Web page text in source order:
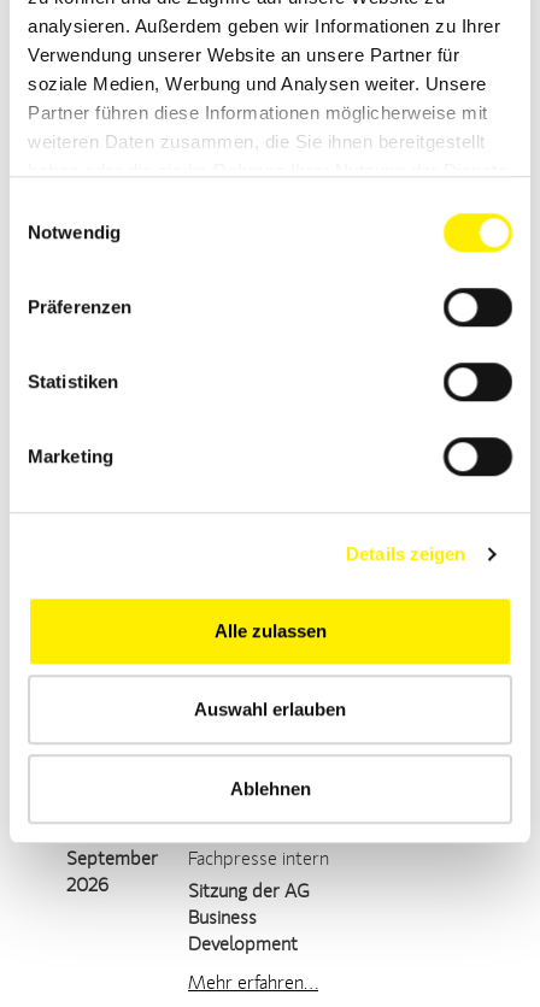
analysieren. Außerdem geben wir Informationen zu Ihrer
Verwendung unserer Website an unsere Partner für
soziale Medien, Werbung und Analysen weiter. Unsere
Partner führen diese Informationen möglicherweise mit
weiteren Daten zusammen, die Sie ihnen bereitgestellt
Notwendig
Präferenzen
Statistiken
Marketing
Details zeigen
Alle zulassen
Auswahl erlauben
Ablehnen
11. - 12.
August
2026
Deutsche
Fachpresse intern
Sitzung der
Sales
September
Online
Webmeeting der
Kommission
September
2026
Fachpresse intern
Sitzung der AG
Business
Development
Mehr erfahren…